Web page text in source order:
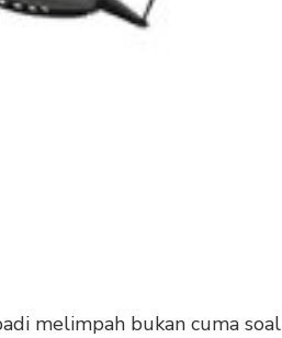
melimpah bukan cuma